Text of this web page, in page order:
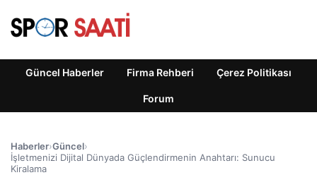
Güncel Haberler Firma Rehberi Çerez Politikası
Forum
Haberler›Güncel›
İşletmenizi Dijital Dünyada Güçlendirmenin Anahtarı: Sunucu
Kiralama